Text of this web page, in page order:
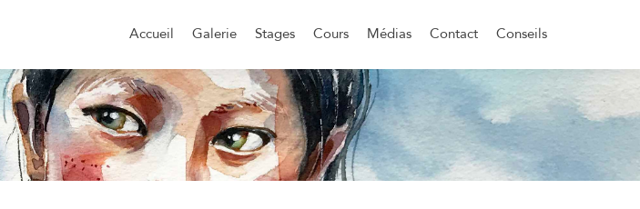
au
principal
Accueil Galerie Stages Cours Médias Contact Conseils